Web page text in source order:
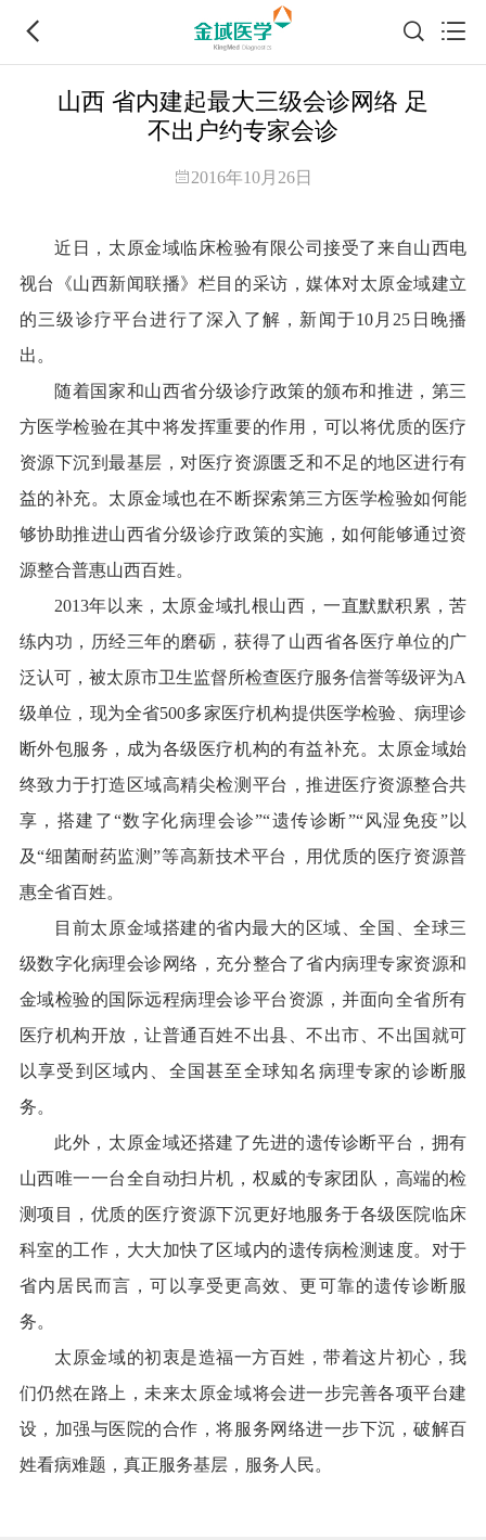
山西 省内建起最大三级会诊网络 足
不出户约专家会诊
2016年10月26日
近日，太原金域临床检验有限公司接受了来自山西电
视台《山西新闻联播》栏目的采访，媒体对太原金域建立
的三级诊疗平台进行了深入了解，新闻于10月25日晚播
出。
随着国家和山西省分级诊疗政策的颁布和推进，第三
方医学检验在其中将发挥重要的作用，可以将优质的医疗
资源下沉到最基层，对医疗资源匮乏和不足的地区进行有
益的补充。太原金域也在不断探索第三方医学检验如何能
够协助推进山西省分级诊疗政策的实施，如何能够通过资
源整合普惠山西百姓。
2013年以来，太原金域扎根山西，一直默默积累，苦
练内功，历经三年的磨砺，获得了山西省各医疗单位的广
泛认可，被太原市卫生监督所检查医疗服务信誉等级评为A
级单位，现为全省500多家医疗机构提供医学检验、病理诊
断外包服务，成为各级医疗机构的有益补充。太原金域始
终致力于打造区域高精尖检测平台，推进医疗资源整合共
享，搭建了“数字化病理会诊”“遗传诊断”“风湿免疫”以
及“细菌耐药监测”等高新技术平台，用优质的医疗资源普
惠全省百姓。
目前太原金域搭建的省内最大的区域、全国、全球三
级数字化病理会诊网络，充分整合了省内病理专家资源和
金域检验的国际远程病理会诊平台资源，并面向全省所有
医疗机构开放，让普通百姓不出县、不出市、不出国就可
以享受到区域内、全国甚至全球知名病理专家的诊断服
务。
此外，太原金域还搭建了先进的遗传诊断平台，拥有
山西唯一一台全自动扫片机，权威的专家团队，高端的检
测项目，优质的医疗资源下沉更好地服务于各级医院临床
科室的工作，大大加快了区域内的遗传病检测速度。对于
省内居民而言，可以享受更高效、更可靠的遗传诊断服
务。
太原金域的初衷是造福一方百姓，带着这片初心，我
们仍然在路上，未来太原金域将会进一步完善各项平台建
设，加强与医院的合作，将服务网络进一步下沉，破解百
姓看病难题，真正服务基层，服务人民。